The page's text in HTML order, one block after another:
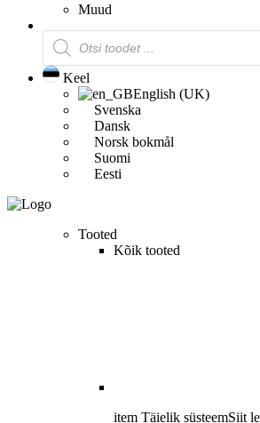
Muud
Products
search
Keel
English (UK)
Svenska
Dansk
Norsk bokmål
Suomi
Eesti
Tooted
Kõik tooted
item Täielik süsteemSiit